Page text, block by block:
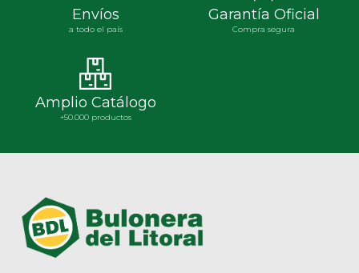
Envíos
a todo el país
Garantía Oficial
Compra segura
Amplio Catálogo
+50.000 productos